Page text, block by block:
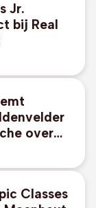
Jr.
bij Real
over
Classes